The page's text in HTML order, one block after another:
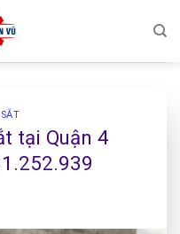
tại Quận 4